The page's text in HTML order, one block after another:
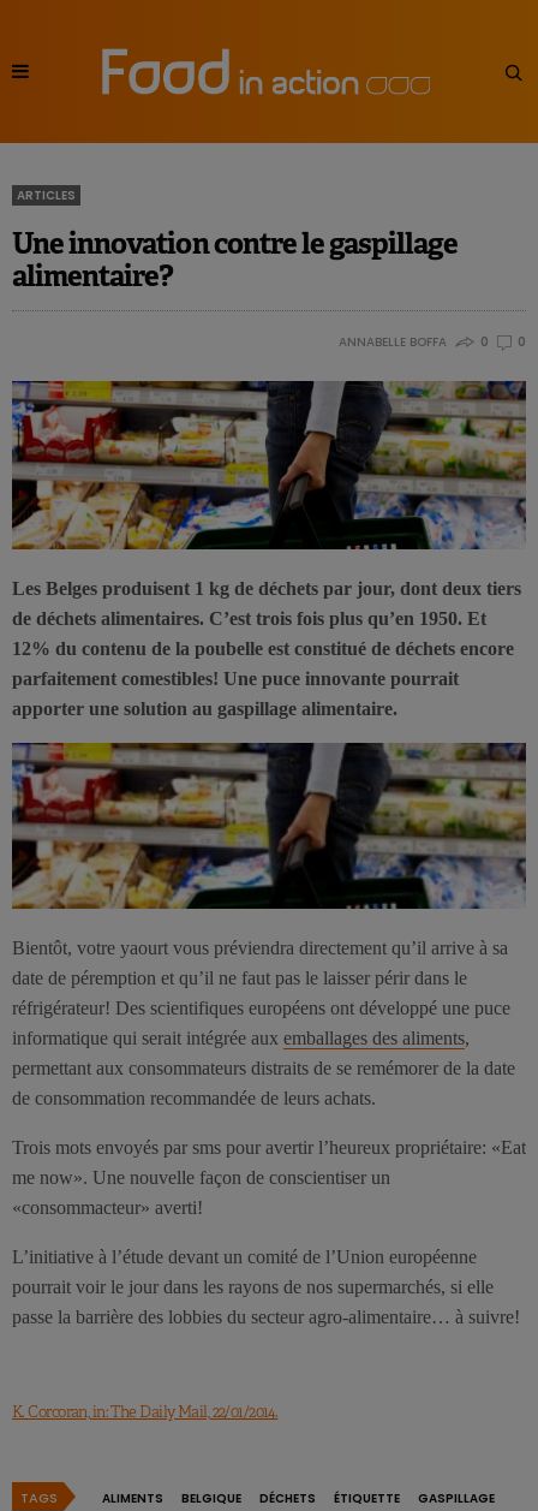
ARTICLES
Une innovation contre le gaspillage
alimentaire?
ANNABELLE BOFFA 0 0
Les Belges produisent 1 kg de déchets par jour, dont deux tiers
de déchets alimentaires. C’est trois fois plus qu’en 1950. Et
12% du contenu de la poubelle est constitué de déchets encore
parfaitement comestibles! Une puce innovante pourrait
apporter une solution au gaspillage alimentaire.
Bientôt, votre yaourt vous préviendra directement qu’il arrive à sa
date de péremption et qu’il ne faut pas le laisser périr dans le
réfrigérateur! Des scientifiques européens ont développé une puce
informatique qui serait intégrée aux emballages des aliments,
permettant aux consommateurs distraits de se remémorer de la date
de consommation recommandée de leurs achats.
Trois mots envoyés par sms pour avertir l’heureux propriétaire: «Eat
me now». Une nouvelle façon de conscientiser un
«consommacteur» averti!
L’initiative à l’étude devant un comité de l’Union européenne
pourrait voir le jour dans les rayons de nos supermarchés, si elle
passe la barrière des lobbies du secteur agro-alimentaire… à suivre!
K. Corcoran, in: The Daily Mail, 22/01/2014.
TAGS ALIMENTS BELGIQUE DÉCHETS ÉTIQUETTE
GASPILLAGE